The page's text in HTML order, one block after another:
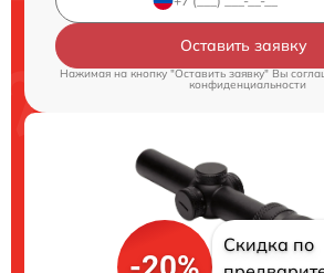
Оставить заявку
Нажимая на кнопку "Оставить заявку" Вы
конфиденциальности
Скидка по